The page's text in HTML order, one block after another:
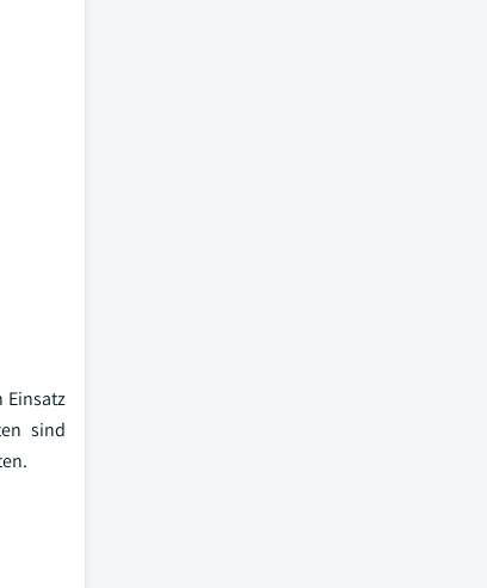
Einsatz
sind